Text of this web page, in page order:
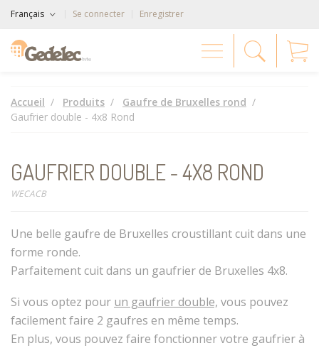
Français Se connecter Enregistrer
Accueil Produits
Gaufre de Bruxelles rond
Gaufrier double - 4x8 Rond
GAUFRIER DOUBLE - 4X8 ROND
WECACB
Une belle gaufre de Bruxelles croustillant cuit dans une
forme ronde.
Parfaitement cuit dans un gaufrier de Bruxelles 4x8.
Si vous optez pour un gaufrier double, vous pouvez
facilement faire 2 gaufres en même temps.
En plus, vous pouvez faire fonctionner votre gaufrier à